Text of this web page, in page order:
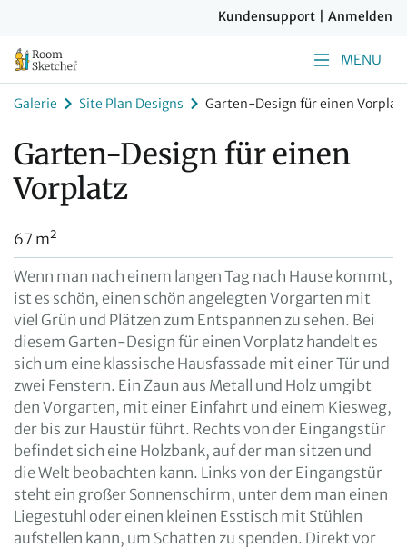
Kundensupport Anmelden
MENU
Galerie Site Plan Designs Garten-Design für einen
Garten-Design für einen
Vorplatz
67 m²
Wenn man nach einem langen Tag nach Hause kommt,
ist es schön, einen schön angelegten Vorgarten mit
viel Grün und Plätzen zum Entspannen zu sehen. Bei
diesem Garten-Design für einen Vorplatz handelt es
sich um eine klassische Hausfassade mit einer Tür und
zwei Fenstern. Ein Zaun aus Metall und Holz umgibt
den Vorgarten, mit einer Einfahrt und einem Kiesweg,
der bis zur Haustür führt. Rechts von der Eingangstür
befindet sich eine Holzbank, auf der man sitzen und
die Welt beobachten kann. Links von der Eingangstür
steht ein großer Sonnenschirm, unter dem man einen
Liegestuhl oder einen kleinen Esstisch mit Stühlen
aufstellen kann, um Schatten zu spenden. Direkt vor